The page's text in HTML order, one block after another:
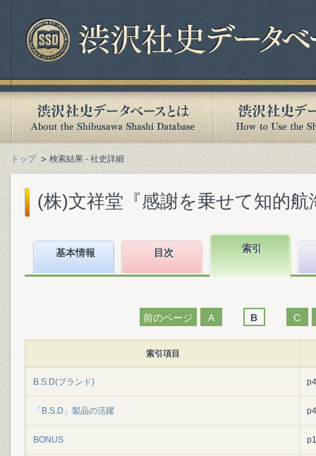
トップ 検索結果 - 社史詳細
(株)文祥堂『感謝を乗せて知的
基本情報 目次 索引
前のページ A B C
索引項目
B.S.D(ブランド)
「B.S.D」製品の活躍
BONUS